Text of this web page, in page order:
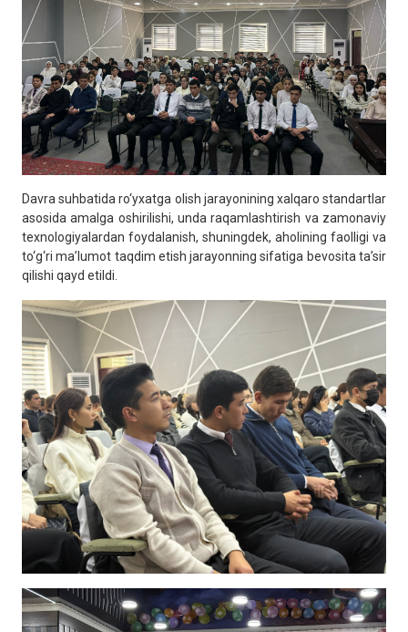
Davra suhbatida ro‘yxatga olish jarayonining xalqaro standartlar
asosida amalga oshirilishi, unda raqamlashtirish va zamonaviy
texnologiyalardan foydalanish, shuningdek, aholining faolligi va
to‘g‘ri ma’lumot taqdim etish jarayonning sifatiga bevosita ta’sir
qilishi qayd etildi.